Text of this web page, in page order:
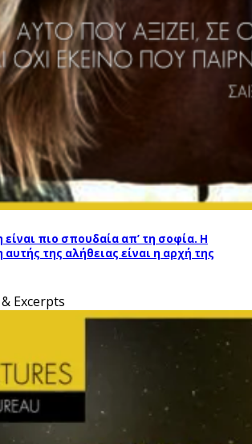
πιο σπουδαία απ’ τη σοφία. H
της αλήθειας είναι η αρχή της
Excerpts